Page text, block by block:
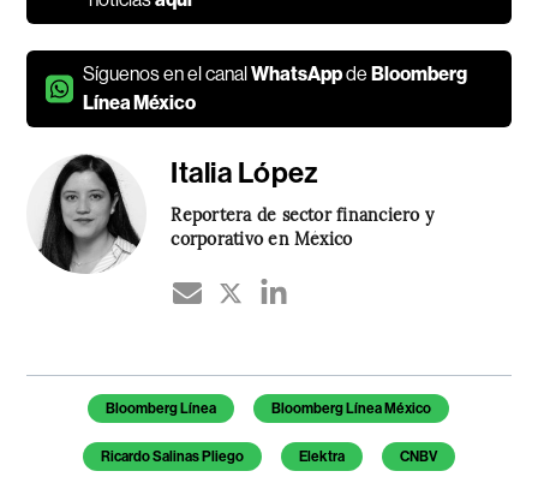
Síguenos en el canalWhatsAppdeBloomberg
Línea México
Italia López
Reportera de sector financiero y
corporativo en México
Temas de este artículo
Bloomberg Línea Bloomberg Línea México
Ricardo Salinas Pliego Elektra CNBV